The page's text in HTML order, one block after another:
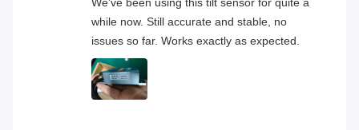
while now. Still accurate and stable, no
issues so far. Works exactly as expected.